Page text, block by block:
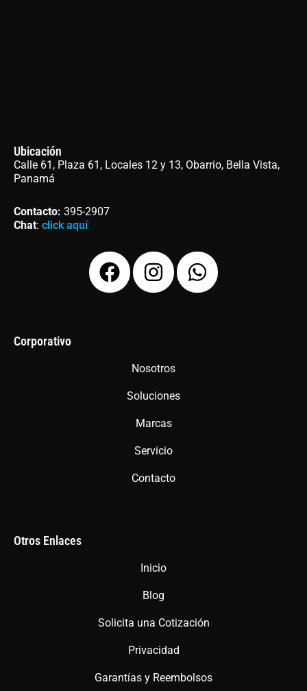
Ubicación
Calle 61, Plaza 61, Locales 12 y 13, Obarrio, Bella Vista,
Panamá
Contacto: 395-2907
Chat: click aquí
F
a
I
n
g
a
m
W
h
Corporativo
Nosotros
Soluciones
Marcas
Servicio
Contacto
Otros Enlaces
Inicio
Blog
Solicita una Cotización
Privacidad
Garantías y Reembolsos